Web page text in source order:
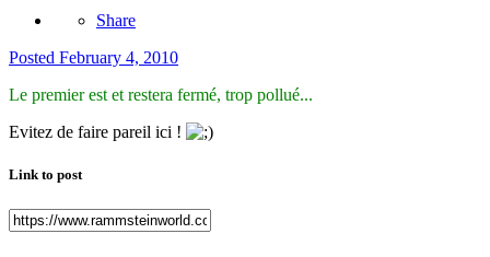
Share
Posted February 4, 2010
Le premier est et restera fermé, trop pollué...
Evitez de faire pareil ici !
Link to post